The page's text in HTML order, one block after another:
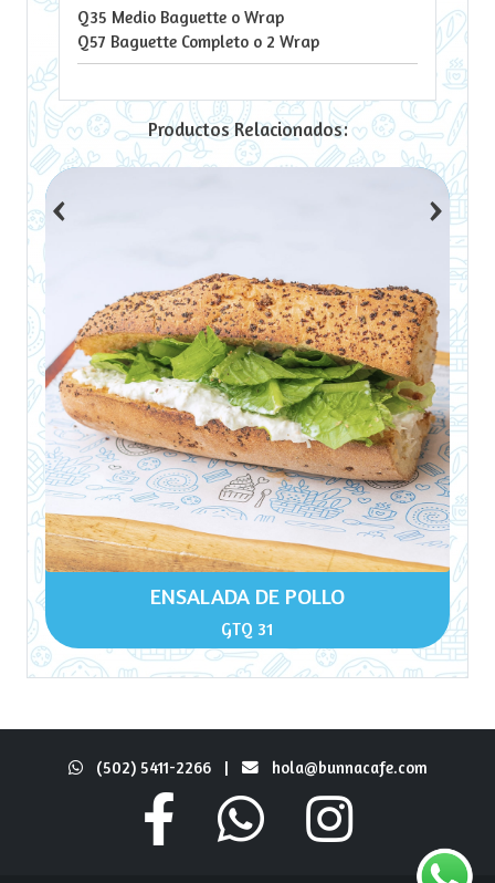
Q35 Medio Baguette o Wrap
Q57 Baguette Completo o 2 Wrap
Productos Relacionados:
ENSALADA DE POLLO
GTQ 31
‹ ›
(502) 5411-2266| hola@bunnacafe.com